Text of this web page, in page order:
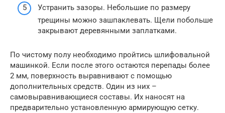
Устранить зазоры. Небольшие по размеру
трещины можно зашпаклевать. Щели побольше
закрывают деревянными заплатками.
По чистому полу необходимо пройтись шлифовальной
машинкой. Если после этого остаются перепады более
2 мм, поверхность выравнивают с помощью
дополнительных средств. Один из них –
самовыравнивающиеся составы. Их наносят на
предварительно установленную армирующую сетку.